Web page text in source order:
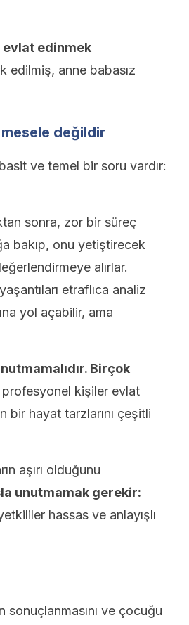
evlat edinmek
edilmiş, anne babasız
değildir
ve temel bir soru vardır:
sonra, zor bir süreç
bakıp, onu yetiştirecek
alırlar.
etraflıca analiz
yol açabilir, ama
Birçok
kişiler evlat
bir hayat tarzlarını çeşitli
aşırı olduğunu
unutmamak gerekir:
hassas ve anlayışlı
ve çocuğu